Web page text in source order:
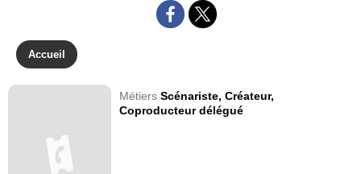
Accueil
MétiersScénariste,Créateur,
Coproducteur délégué